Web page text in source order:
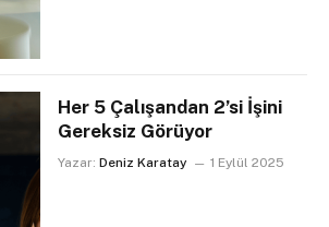
Her 5 Çalışandan 2’si İşini
Gereksiz Görüyor
Yazar: Deniz Karatay 1 Eylül 2025